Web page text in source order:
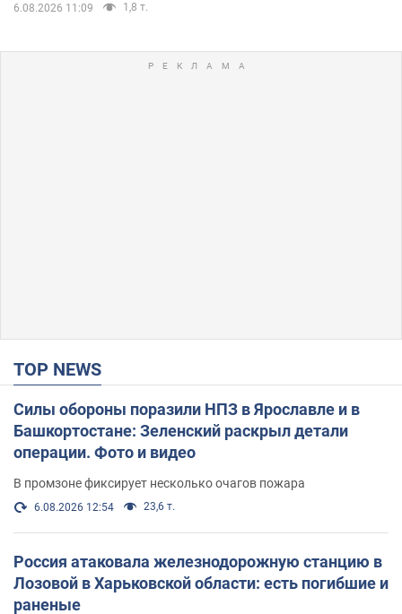
6.08.2026 11:09 1,8 т.
TOP NEWS
Силы обороны поразили НПЗ в Ярославле и в
Башкортостане: Зеленский раскрыл детали
операции. Фото и видео
В промзоне фиксирует несколько очагов пожара
6.08.2026 12:54 23,6 т.
Россия атаковала железнодорожную станцию в
Лозовой в Харьковской области: есть погибшие и
раненые